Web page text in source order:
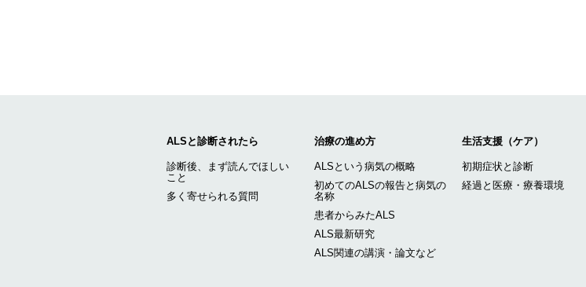
ALSと診断されたら
診断後、まず読んでほしい
こと
多く寄せられる質問
治療の進め方
ALSという病気の概略
初めてのALSの報告と病気の
名称
患者からみたALS
ALS最新研究
ALS関連の講演・論文など
生活支援（ケア）
初期症状と診断
経過と医療・療養環境